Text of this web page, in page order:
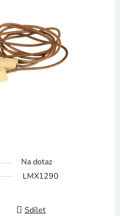
Na dotaz
LMX1290
Sdílet